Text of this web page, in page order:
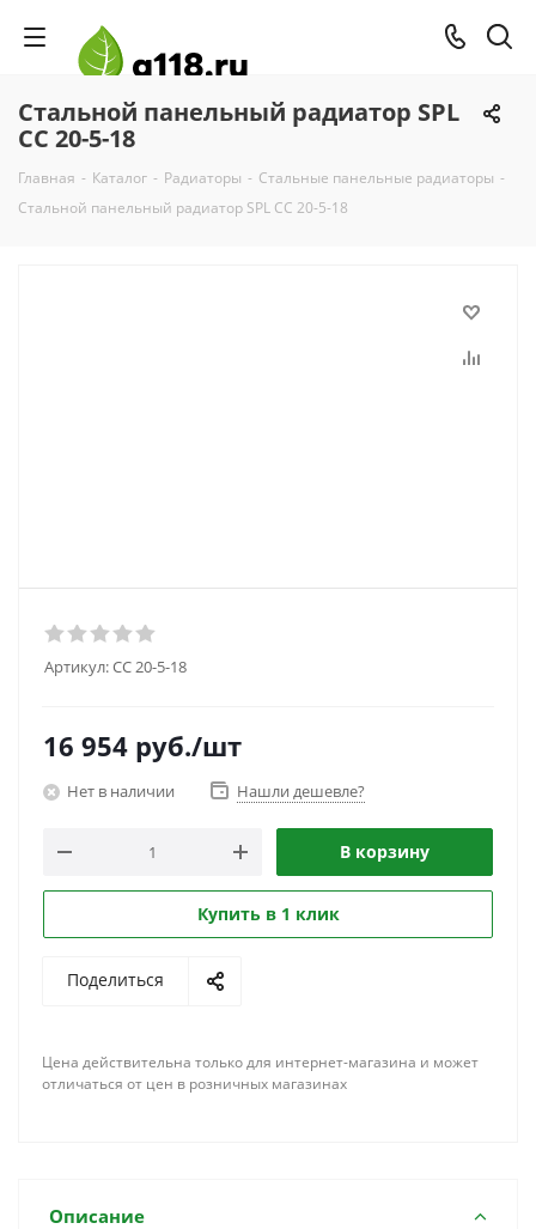
Стальной панельный радиатор SPL
CC 20-5-18
Главная - Каталог - Радиаторы - Стальные панельные радиаторы -
Стальной панельный радиатор SPL CC 20-5-18
Артикул:CC 20-5-18
16 954 руб./шт
Нет в наличии Нашли дешевле?
В корзину
Купить в 1 клик
Поделиться
Цена действительна только для интернет-магазина и может
отличаться от цен в розничных магазинах
Описание